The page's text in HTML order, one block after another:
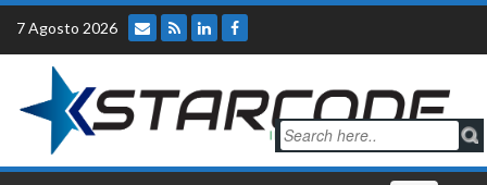
Skip
content
7 Agosto 2026